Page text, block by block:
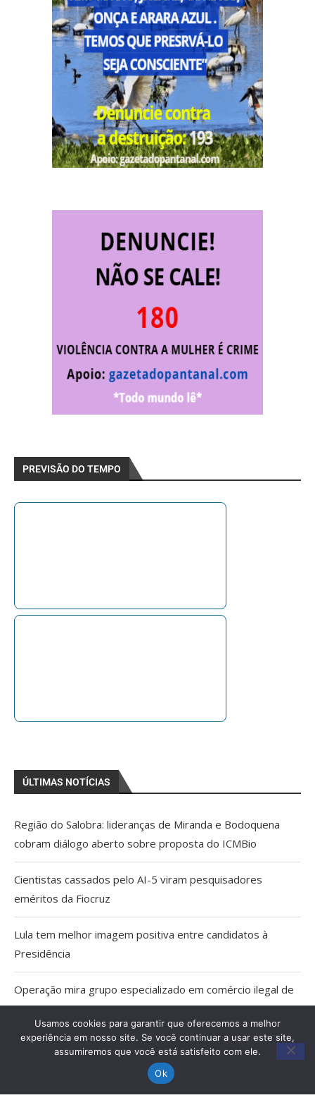
PREVISÃO DO TEMPO
ÚLTIMAS NOTÍCIAS
Região do Salobra: lideranças de Miranda e Bodoquena
cobram diálogo aberto sobre proposta do ICMBio
Cientistas cassados pelo AI-5 viram pesquisadores
eméritos da Fiocruz
Lula tem melhor imagem positiva entre candidatos à
Presidência
Operação mira grupo especializado em comércio ilegal de
armas em MS
TCE apreende 6 veículos irregulares do transporte escolar
Usamos cookies para garantir que oferecemos a melhor
experiência em nosso site. Se você continuar a usar este site,
assumiremos que você está satisfeito com ele.
Ok